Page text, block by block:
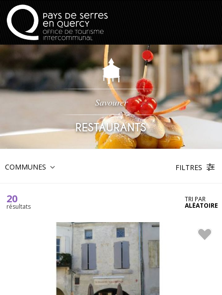
Savourer
RESTAURANTS
COMMUNES FILTRES
20
résultats
TRI PAR
ALÉATOIRE